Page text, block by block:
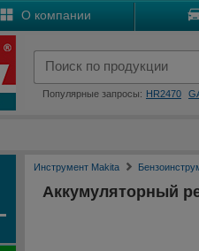
О компании
Популярные запросы: HR2470
Инструмент Makita
Аккумуляторный